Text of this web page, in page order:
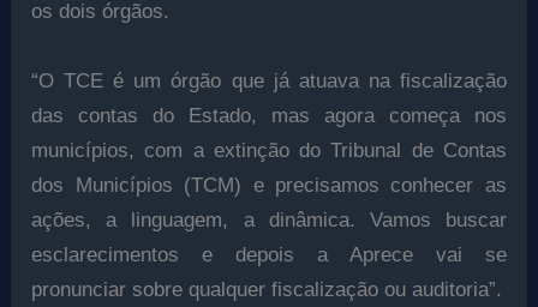
os dois órgãos.
“O TCE é um órgão que já atuava na fiscalização
das contas do Estado, mas agora começa nos
municípios, com a extinção do Tribunal de Contas
dos Municípios (TCM) e precisamos conhecer as
ações, a linguagem, a dinâmica. Vamos buscar
esclarecimentos e depois a Aprece vai se
pronunciar sobre qualquer fiscalização ou auditoria”.